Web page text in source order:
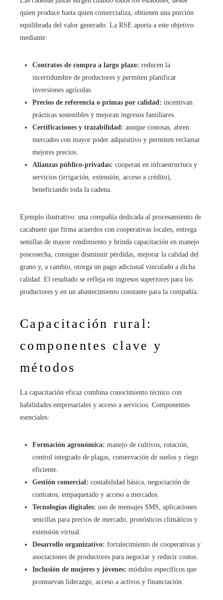
quien produce hasta quien comercializa, obtienen una porción
equilibrada del valor generado. La RSE aporta a este objetivo
mediante:
Contratos de compra a largo plazo: reducen la
incertidumbre de productores y permiten planificar
inversiones agrícolas.
Precios de referencia o primas por calidad: incentivan
prácticas sostenibles y mejoran ingresos familiares.
Certificaciones y trazabilidad: aunque costosas, abren
mercados con mayor poder adquisitivo y permiten reclamar
mejores precios.
Alianzas público-privadas: cooperan en infraestructura y
servicios (irrigación, extensión, acceso a crédito),
beneficiando toda la cadena.
Ejemplo ilustrativo: una compañía dedicada al procesamiento de
cacahuete que firma acuerdos con cooperativas locales, entrega
semillas de mayor rendimiento y brinda capacitación en manejo
poscosecha, consigue disminuir pérdidas, mejorar la calidad del
grano y, a cambio, otorga un pago adicional vinculado a dicha
calidad. El resultado se refleja en ingresos superiores para los
productores y en un abastecimiento constante para la compañía.
Capacitación rural:
componentes clave y
métodos
La capacitación eficaz combina conocimiento técnico con
habilidades empresariales y acceso a servicios. Componentes
esenciales:
Formación agronómica: manejo de cultivos, rotación,
control integrado de plagas, conservación de suelos y riego
eficiente.
Gestión comercial: contabilidad básica, negociación de
contratos, empaquetado y acceso a mercados.
Tecnologías digitales: uso de mensajes SMS, aplicaciones
sencillas para precios de mercado, pronósticos climáticos y
extensión virtual.
Desarrollo organizativo: fortalecimiento de cooperativas y
asociaciones de productores para negociar y reducir costos.
Inclusión de mujeres y jóvenes: módulos específicos que
promuevan liderazgo, acceso a activos y financiación.